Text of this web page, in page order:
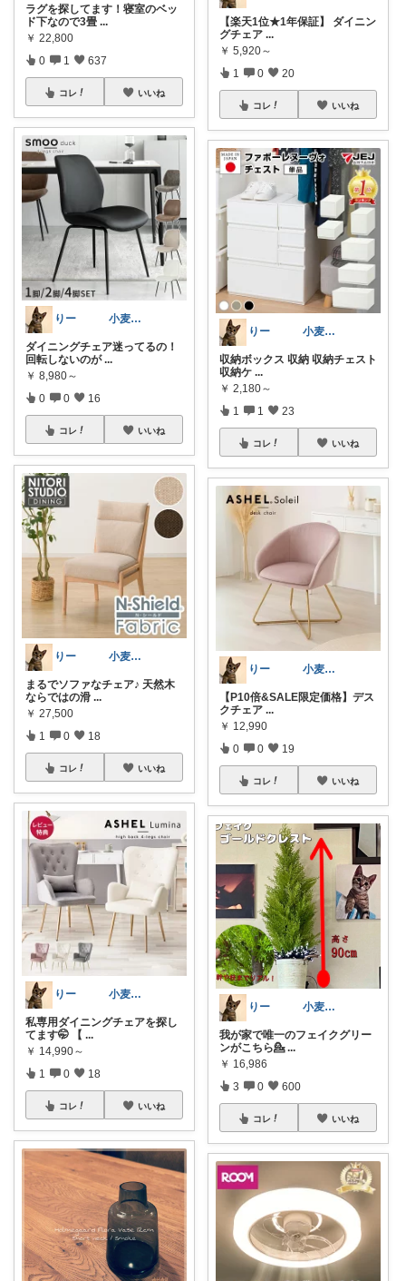
ラグを探してます！寝室のベッ
ド下なので3畳 ...
￥ 22,800
0 1 637
コレ いいね
りー 小麦収穫8月中旬まで？
ダイニングチェア迷ってるの！
回転しないのが ...
￥ 8,980～
0 0 16
コレ いいね
りー 小麦収穫8月中旬まで？
まるでソファなチェア♪ 天然木
ならではの滑 ...
￥ 27,500
1 0 18
コレ いいね
りー 小麦収穫8月中旬まで？
私専用ダイニングチェアを探し
てます🤭 【 ...
￥ 14,990～
1 0 18
コレ いいね
【楽天1位★1年保証】 ダイニン
グチェア ...
￥ 5,920～
1 0 20
コレ いいね
りー 小麦収穫8月中旬まで？
収納ボックス 収納 収納チェスト
収納ケ ...
￥ 2,180～
1 1 23
コレ いいね
りー 小麦収穫8月中旬まで？
【P10倍&SALE限定価格】デス
クチェア ...
￥ 12,990
0 0 19
コレ いいね
りー 小麦収穫8月中旬まで？
我が家で唯一のフェイクグリー
ンがこちら💁‍ ...
￥ 16,986
3 0 600
コレ いいね